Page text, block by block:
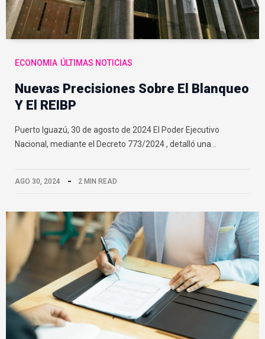
ECONOMIA ÚLTIMAS NOTICIAS
Nuevas Precisiones Sobre El Blanqueo
Y El REIBP
Puerto Iguazú, 30 de agosto de 2024 El Poder Ejecutivo
Nacional, mediante el Decreto 773/2024 , detalló una…
AGO 30, 2024 2 MIN READ